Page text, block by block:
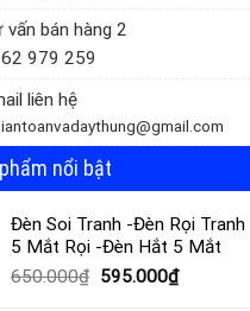
vấn bán hàng 2
979 259
liên hệ
nổi bật
Đèn Soi Tranh -Đèn Rọi Tranh
5 Mắt Rọi -Đèn Hắt 5 Mắt
650.000₫ Giá
595.000₫Giá